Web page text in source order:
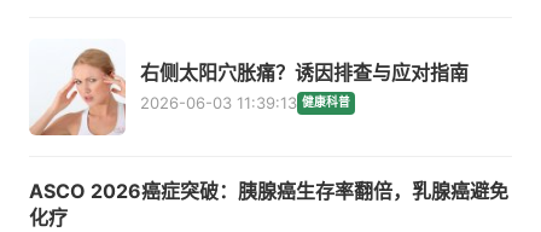
右侧太阳穴胀痛？诱因排查与应对指南
2026-06-03 11:39:13 健康科普
ASCO 2026癌症突破：胰腺癌生存率翻倍，乳腺癌避免
化疗